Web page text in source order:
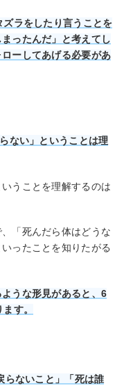
ラをしたり言うことを
ったんだ」と考えてし
ーしてあげる必要があ
ない」ということは理
うことを理解するのは
「死んだら体はどうな
ったことを知りたがる
うな形見があると、6
す。
らないこと」「死は誰